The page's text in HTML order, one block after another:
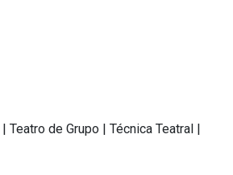
| Teatro de Grupo | Técnica Teatral |